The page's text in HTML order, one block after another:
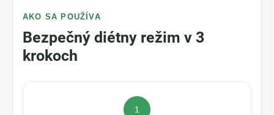
AKO SA POUŽÍVA
Bezpečný diét­ny režim v 3
krokoch
1